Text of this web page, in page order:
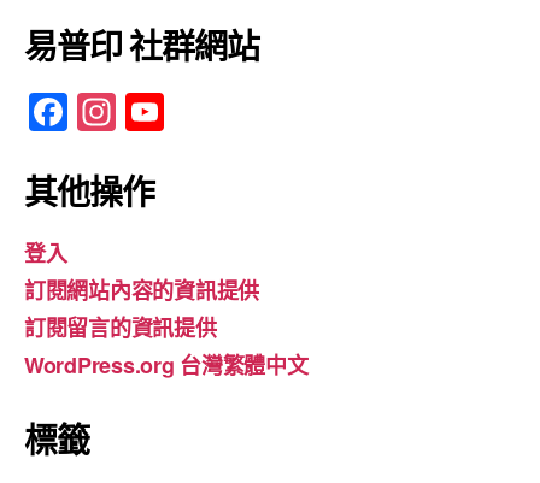
易普印 社群網站
F
c
b
o
o
k
In
a
a
m
u
b
e
其他操作
登入
訂閱網站內容的資訊提供
訂閱留言的資訊提供
WordPress.org 台灣繁體中文
標籤